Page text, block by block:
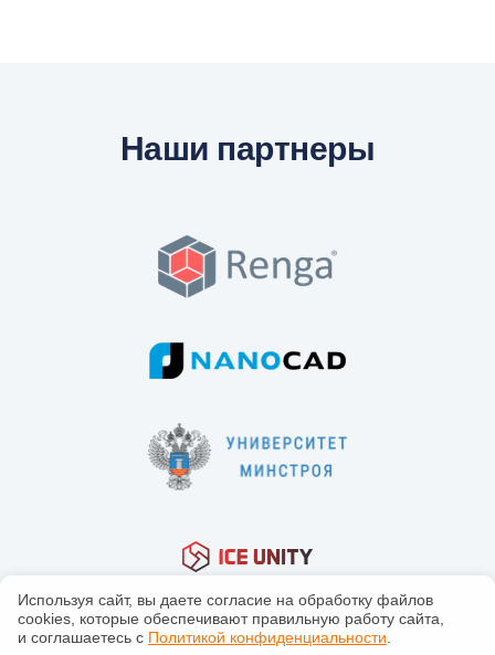
Наши партнеры
Используя сайт, вы даете согласие на обработку файлов
сооkiеs, которые обеспечивают правильную работу сайта,
и соглашаетесь с Политикой конфиденциальности